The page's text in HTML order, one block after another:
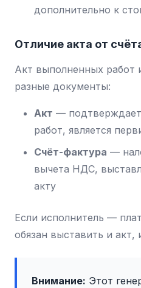
дополнительно к
Отличие акта от
Акт выполненных работ
разные документы:
Акт —
работ, является
Счёт-фактура —
вычета НДС,
акту
Если исполнитель —
обязан выставить и акт,
Внимание: Этот